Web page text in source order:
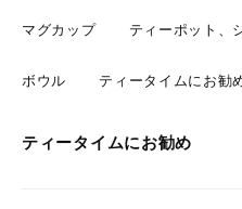
マグカップ ティーポット、
ボウル ティータイムにお勧
ティータイムにお勧め